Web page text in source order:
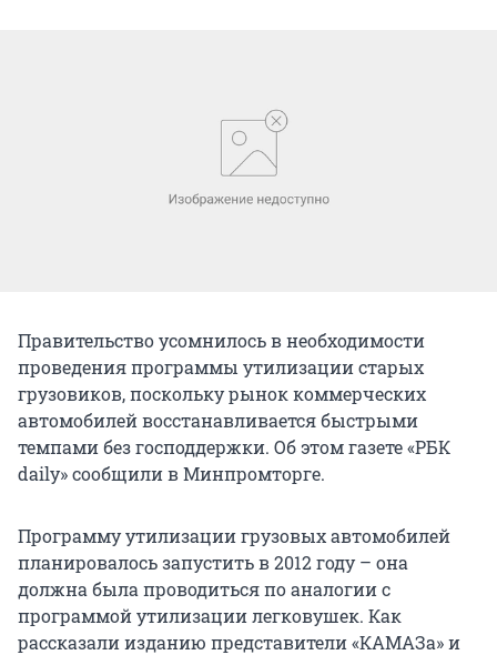
Правительство усомнилось в необходимости
проведения программы утилизации старых
грузовиков, поскольку рынок коммерческих
автомобилей восстанавливается быстрыми
темпами без господдержки. Об этом газете «РБК
daily» сообщили в Минпромторге.
Программу утилизации грузовых автомобилей
планировалось запустить в 2012 году – она
должна была проводиться по аналогии с
программой утилизации легковушек. Как
рассказали изданию представители «КАМАЗа» и